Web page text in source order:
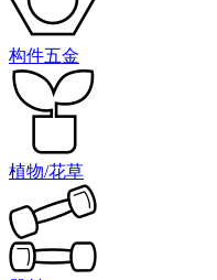
构件五金
植物/花草